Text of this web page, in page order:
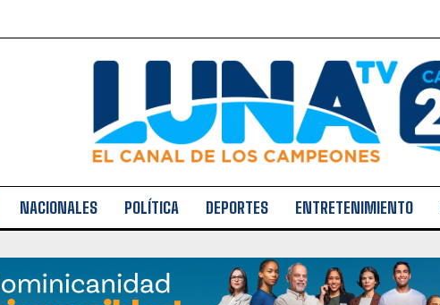
NACIONALES POLÍTICA DEPORTES ENTRETENIMIENTO